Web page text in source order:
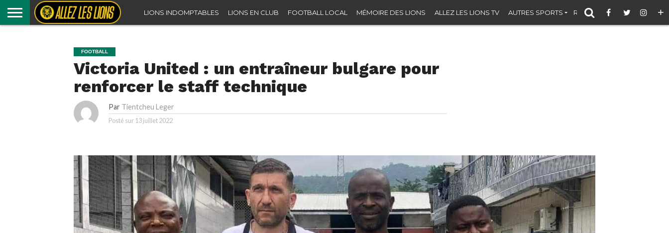
LIONS INDOMPTABLES LIONS EN CLUB FOOTBALL LOCAL MÉMOIRE DES LIONS ALLEZ LES LIONS TV AUTRES SPORTS RÉSULTATS +
FOOTBALL
Victoria United : un entraîneur bulgare pour
renforcer le staff technique
Par Tientcheu Leger
Posté sur 13 juillet 2022